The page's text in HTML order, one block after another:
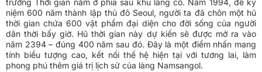
niệm 600 năm thành lập thủ đô Seoul, người ta đã chôn một hũ
thời gian chứa 600 vật phẩm đại diện cho đời sống của người
dân thời bấy giờ. Hũ thời gian này dự kiến sẽ được mở ra vào
năm 2394 – đúng 400 năm sau đó. Đây là một điểm nhấn mang
tính biểu tượng cao, kết nối thế hệ hiện tại với tương lai, làm
phong phú thêm giá trị lịch sử của làng Namsangol.